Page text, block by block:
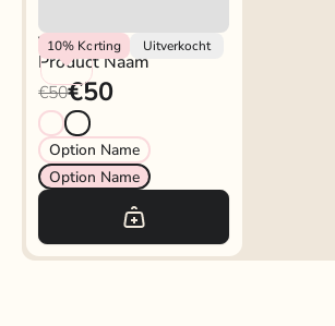
10% Korting Uitverkocht
Vendor
Product Naam
€50€50
Option Name
Option Name